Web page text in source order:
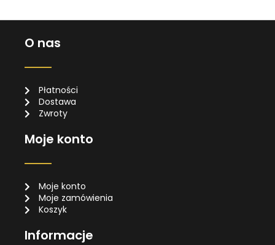
O nas
Płatności
Dostawa
Zwroty
Moje konto
Moje konto
Moje zamówienia
Koszyk
Informacje